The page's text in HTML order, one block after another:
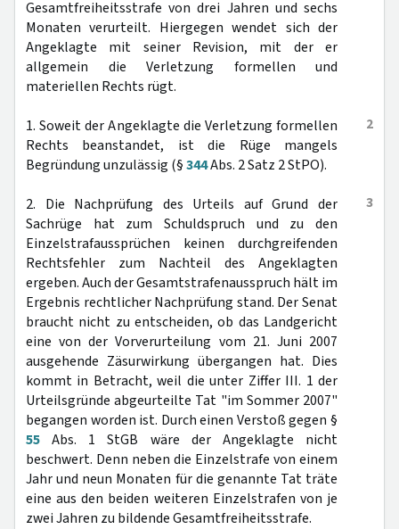
Gesamtfreiheitsstrafe von drei Jahren und sechs
Monaten verurteilt. Hiergegen wendet sich der
Angeklagte mit seiner Revision, mit der er
allgemein die Verletzung formellen und
materiellen Rechts rügt.
2
1. Soweit der Angeklagte die Verletzung formellen
Rechts beanstandet, ist die Rüge mangels
Begründung unzulässig (§344Abs. 2 Satz 2 StPO).
3
2. Die Nachprüfung des Urteils auf Grund der
Sachrüge hat zum Schuldspruch und zu den
Einzelstrafaussprüchen keinen durchgreifenden
Rechtsfehler zum Nachteil des Angeklagten
ergeben. Auch der Gesamtstrafenausspruch hält im
Ergebnis rechtlicher Nachprüfung stand. Der Senat
braucht nicht zu entscheiden, ob das Landgericht
eine von der Vorverurteilung vom 21. Juni 2007
ausgehende Zäsurwirkung übergangen hat. Dies
kommt in Betracht, weil die unter Ziffer III. 1 der
Urteilsgründe abgeurteilte Tat "im Sommer 2007"
begangen worden ist. Durch einen Verstoß gegen §
55 Abs. 1 StGB wäre der Angeklagte nicht
beschwert. Denn neben die Einzelstrafe von einem
Jahr und neun Monaten für die genannte Tat träte
eine aus den beiden weiteren Einzelstrafen von je
zwei Jahren zu bildende Gesamtfreiheitsstrafe.